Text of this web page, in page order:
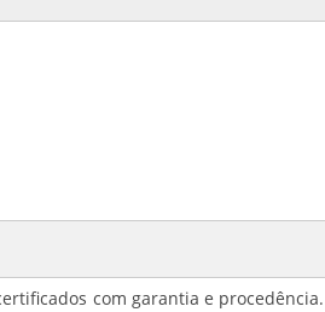
com garantia e procedência.